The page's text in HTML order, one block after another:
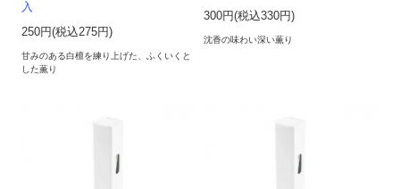
入
250円(税込275円)
甘みのある白檀を練り上げた、ふくいくと
した薫り
300円(税込330円)
沈香の味わい深い薫り